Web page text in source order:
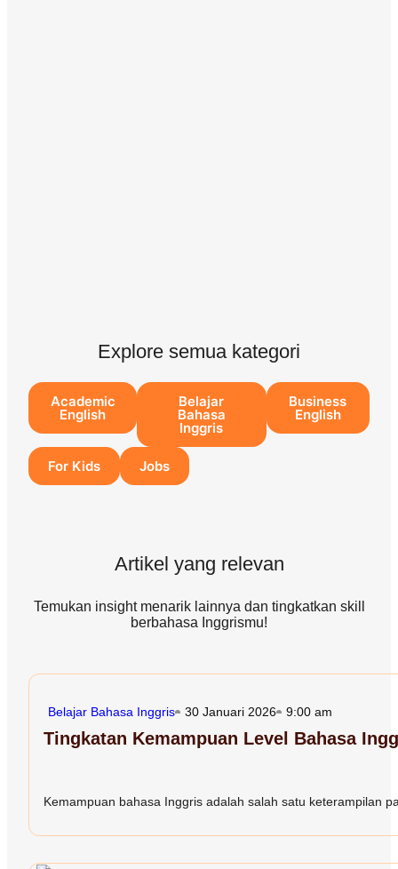
Explore semua kategori
Academic
English
Belajar
Bahasa
Inggris
Business
English
For Kids Jobs
Artikel yang relevan
Temukan insight menarik lainnya dan tingkatkan skill
berbahasa Inggrismu!
Belajar Bahasa Inggris 30 Januari 2026 9:00 am
Tingkatan Kemampuan Level Bahasa
Kemampuan bahasa Inggris adalah salah satu keterampilan